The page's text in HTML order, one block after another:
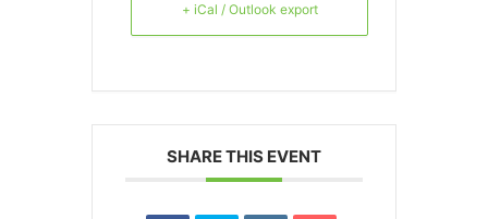
+ iCal / Outlook export
SHARE THIS EVENT